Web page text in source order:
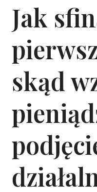
Jak
skąd